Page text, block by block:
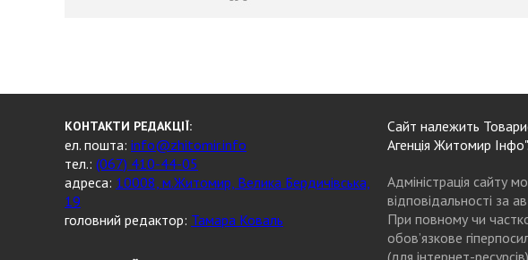
КОНТАКТИ РЕДАКЦІЇ:
ел. пошта: info@zhitomir.info
тел.: (067) 410-44-05
адреса: 10008, м.Житомир, Велика Бердичівська,
19
головний редактор: Тамара Коваль
Сайт належить
Агенція Житомир
Адміністрація сайту
відповідальності за
При повному чи
обов’язкове
(для інтернет-